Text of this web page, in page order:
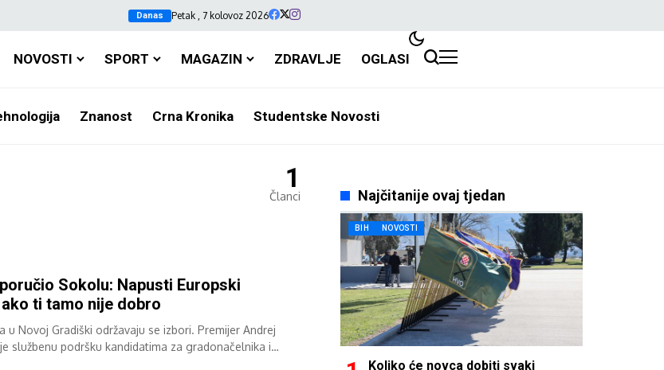
Danas Petak , 7 kolovoz 2026
NOVOSTI SPORT MAGAZIN ZDRAVLJE OGLASI
Znanost Crna Kronika Studentske Novosti
1
Članci
Sokolu: Napusti Europski
ti tamo nije dobro
u Novoj Gradiški održavaju se izbori. Premijer Andrej
službenu podršku kandidatima za gradonačelnika i
Najčitanije ovaj tjedan
BIH NOVOSTI
Koliko će novca dobiti svaki